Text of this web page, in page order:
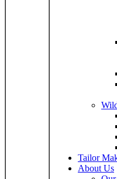
Tailor
About Us